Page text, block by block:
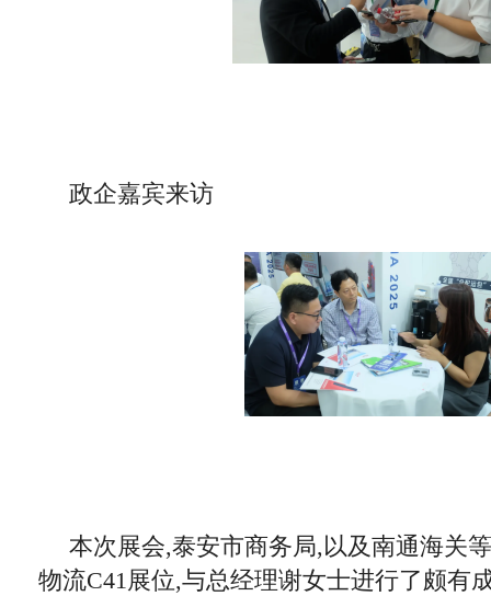
政企嘉宾来访
本次展会,泰安市商务局,以及南通海关
物流C41展位,与总经理谢女士进行了颇有